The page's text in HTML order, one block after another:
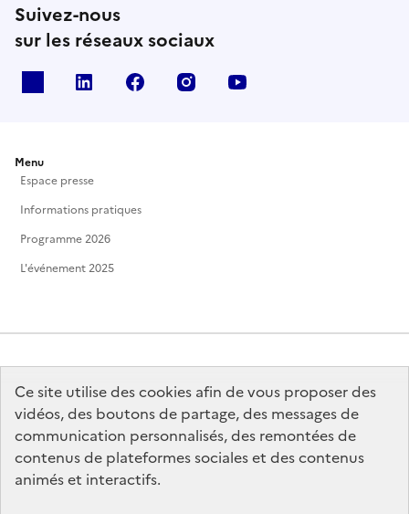
Ce site utilise des cookies afin de vous proposer des
vidéos, des boutons de partage, des messages de
communication personnalisés, des remontées de
contenus de plateformes sociales et des contenus
animés et interactifs.
Suivez-nous
sur les réseaux sociaux
Linkedin Facebook Instagram
Menu
Espace presse
Informations pratiques
Programme 2026
L'événement 2025
MINISTÈRE
DE LA CULTURE